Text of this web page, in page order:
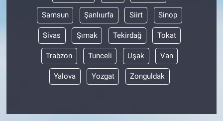
Samsun Şanlıurfa Siirt Sinop
Sivas Şırnak Tekirdağ Tokat
Trabzon Tunceli Uşak Van
Yalova Yozgat Zonguldak